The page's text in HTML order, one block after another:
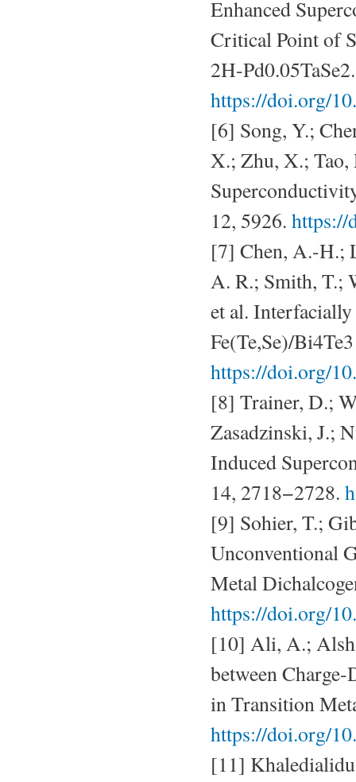
Enhanced
Critical Point of
2H-
https://doi.org/
[6] Song, Y.;
X.; Zhu, X.; Tao,
12, 5926. https://
[7] Chen, A.-H.;
A. R.; Smith, T.;
et al.
Fe(Te,Se)/
https://doi.org/
[8] Trainer, D.;
Zasadzinski, J.;
Induced
14, 2718−2728.
[9] Sohier, T.;
Unconventional
Metal
https://doi.org/
[10] Ali, A.;
between
in Transition
https://doi.org/
[11]